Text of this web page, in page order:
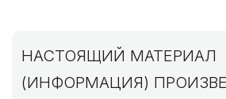
НАСТОЯЩИЙ МАТЕРИАЛ
(ИНФОРМАЦИЯ)